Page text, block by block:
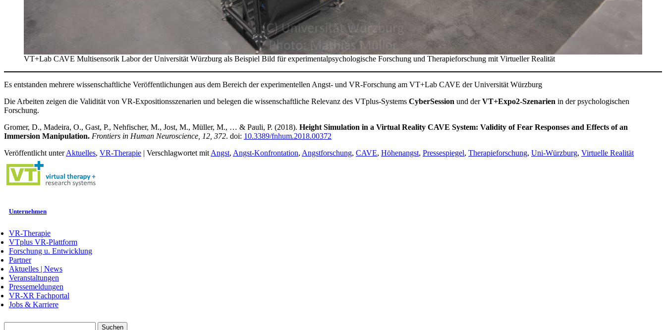
VT+Lab CAVE Multisensorik Labor der Universität Würzburg als Beispiel Bild für experimentalpsychologische Forschung und Therapieforschung mit Virtueller Realität
Es entstanden mehrere wissenschaftliche Veröffentlichungen aus dem Bereich der experimentellen Angst- und VR-Forschung am VT+Lab CAVE der Universität Würzburg
Die Arbeiten zeigen die Validität von VR-Expositionsszenarien und belegen die wissenschaftliche Relevanz des VTplus-Systems CyberSession und derVT+Expo2-Szenarien in der psychologischen
Forschung.
Gromer, D., Madeira, O., Gast, P., Nehfischer, M., Jost, M., Müller, M., … & Pauli, P. (2018). Height Simulation in a Virtual Reality CAVE System: Validity of Fear Responses and Effects of an
Immersion Manipulation. Frontiers in Human Neuroscience , 12, 372. doi: 10.3389/fnhum.2018.00372
Veröffentlicht unter Aktuelles, VR-Therapie | Verschlagwortet mit Angst, Angst-Konfrontation, Angstforschung, CAVE, Höhenangst, Pressespiegel, Therapieforschung, Uni-Würzburg, Virtuelle Realität
Unternehmen
VR-Therapie
VTplus VR-Plattform
Forschung u. Entwicklung
Partner
Aktuelles | News
Veranstaltungen
Pressemeldungen
VR-XR Fachportal
Jobs & Karriere